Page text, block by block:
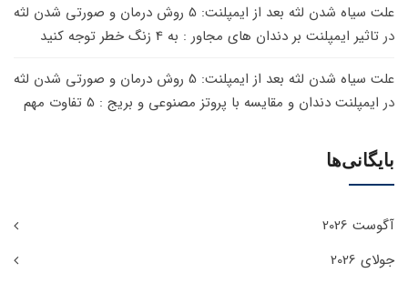
علت سیاه شدن لثه بعد از ایمپلنت: 5 روش درمان و صورتی شدن لثه
در تاثیر ایمپلنت بر دندان های مجاور : به 4 زنگ خطر توجه کنید
علت سیاه شدن لثه بعد از ایمپلنت: 5 روش درمان و صورتی شدن لثه
در ایمپلنت دندان و مقایسه با پروتز مصنوعی و بریج : 5 تفاوت مهم
بایگانی‌ها
آگوست 2026
جولای 2026